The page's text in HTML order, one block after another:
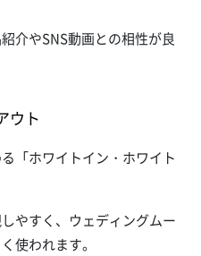
介やSNS動画との相性が良
ウト
「ホワイトイン・ホワイト
やすく、ウェディングムー
使われます。